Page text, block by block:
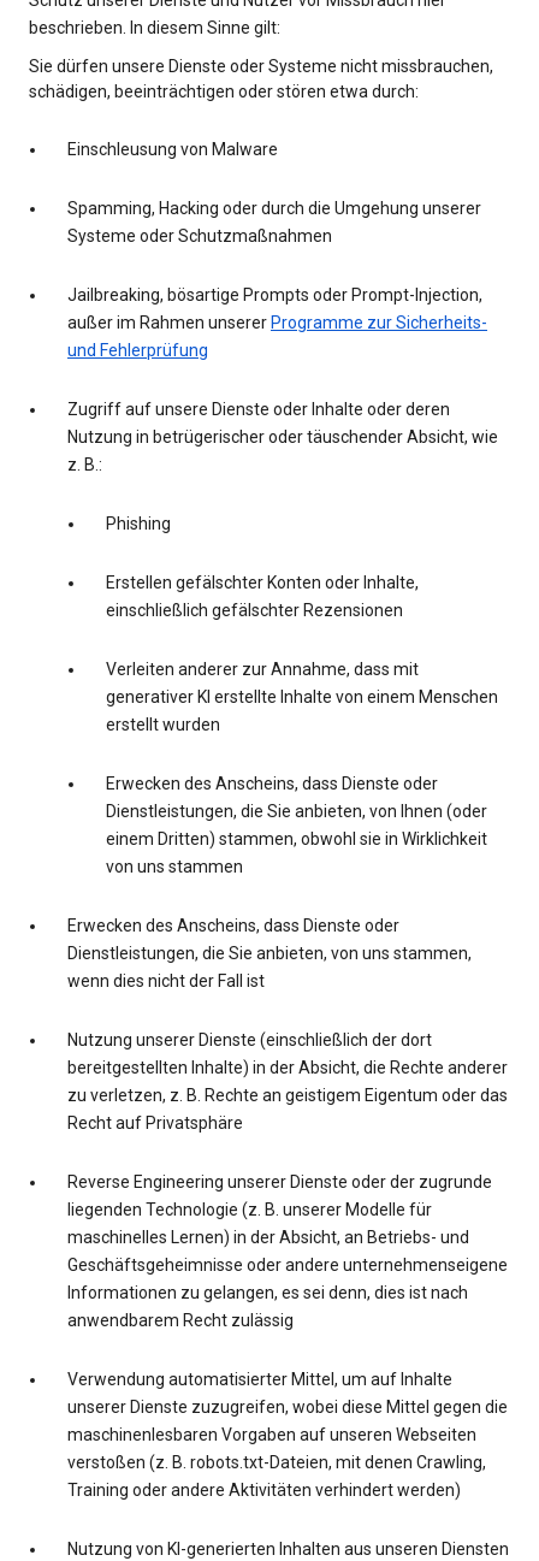
beschrieben. In diesem Sinne gilt:
Sie dürfen unsere Dienste oder Systeme nicht missbrauchen,
schädigen, beeinträchtigen oder stören etwa durch:
Einschleusung von Malware
Spamming, Hacking oder durch die Umgehung unserer
Systeme oder Schutzmaßnahmen
Jailbreaking, bösartige Prompts oder Prompt-Injection,
außer im Rahmen unserer Programme zur Sicherheits-
und Fehlerprüfung
Zugriff auf unsere Dienste oder Inhalte oder deren
Nutzung in betrügerischer oder täuschender Absicht, wie
z. B.:
Phishing
Erstellen gefälschter Konten oder Inhalte,
einschließlich gefälschter Rezensionen
Verleiten anderer zur Annahme, dass mit
generativer KI erstellte Inhalte von einem Menschen
erstellt wurden
Erwecken des Anscheins, dass Dienste oder
Dienstleistungen, die Sie anbieten, von Ihnen (oder
einem Dritten) stammen, obwohl sie in Wirklichkeit
von uns stammen
Erwecken des Anscheins, dass Dienste oder
Dienstleistungen, die Sie anbieten, von uns stammen,
wenn dies nicht der Fall ist
Nutzung unserer Dienste (einschließlich der dort
bereitgestellten Inhalte) in der Absicht, die Rechte anderer
zu verletzen, z. B. Rechte an geistigem Eigentum oder das
Recht auf Privatsphäre
Reverse Engineering unserer Dienste oder der zugrunde
liegenden Technologie (z. B. unserer Modelle für
maschinelles Lernen) in der Absicht, an Betriebs- und
Geschäftsgeheimnisse oder andere unternehmenseigene
Informationen zu gelangen, es sei denn, dies ist nach
anwendbarem Recht zulässig
Verwendung automatisierter Mittel, um auf Inhalte
unserer Dienste zuzugreifen, wobei diese Mittel gegen die
maschinenlesbaren Vorgaben auf unseren Webseiten
verstoßen (z. B. robots.txt-Dateien, mit denen Crawling,
Training oder andere Aktivitäten verhindert werden)
Nutzung von KI-generierten Inhalten aus unseren Diensten